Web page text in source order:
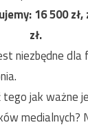
16 500
zł.
niezbędne dla
jak ważne
medialnych?